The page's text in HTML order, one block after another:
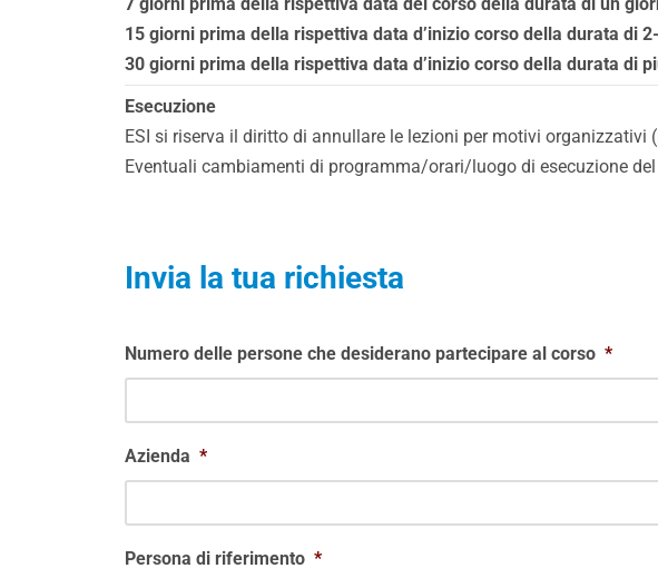
15 giorni prima della rispettiva data d’inizio corso della durata di
30 giorni prima della rispettiva data d’inizio corso della durata di
Esecuzione
ESI si riserva il diritto di annullare le lezioni per motivi
Eventuali cambiamenti di programma/orari/luogo di esecuzione
Invia la tua richiesta
Numero delle persone che desiderano partecipare al corso *
Azienda *
Persona di riferimento *